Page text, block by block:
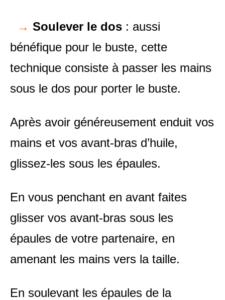
→ Soulever le dos : aussi
bénéfique pour le buste, cette
technique consiste à passer les mains
sous le dos pour porter le buste.
Après avoir généreusement enduit vos
mains et vos avant-bras d’huile,
glissez-les sous les épaules.
En vous penchant en avant faites
glisser vos avant-bras sous les
épaules de votre partenaire, en
amenant les mains vers la taille.
En soulevant les épaules de la